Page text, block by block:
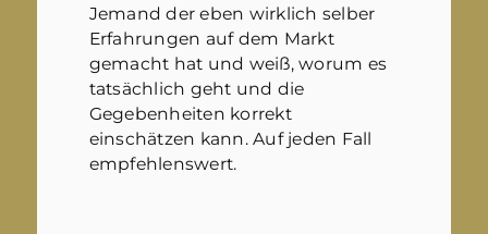
Jemand der eben wirklich selber
Erfahrungen auf dem Markt
gemacht hat und weiß, worum es
tatsächlich geht und die
Gegebenheiten korrekt
einschätzen kann. Auf jeden Fall
empfehlenswert.